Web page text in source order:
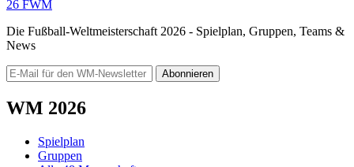
26 FWM
Die Fußball-Weltmeisterschaft 2026 - Spielplan, Gruppen, Teams &
News
Abonnieren
WM 2026
Spielplan
Gruppen